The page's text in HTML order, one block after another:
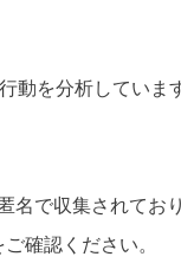
動を分析していま
名で収集されてお
確認ください。